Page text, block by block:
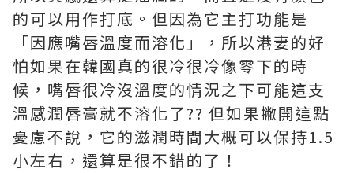
的可以用作打底。但因為它主打功能是
「因應嘴唇溫度而溶化」，所以港妻的好
怕如果在韓國真的很冷很冷像零下的時
候，嘴唇很冷沒溫度的情況之下可能這支
溫感潤唇膏就不溶化了?? 但如果撇開這點
憂慮不說，它的滋潤時間大概可以保持1.5
小左右，還算是很不錯的了！